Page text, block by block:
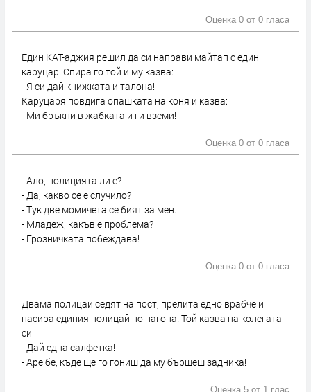
Оценка 0 от 0 гласа
Един КАТ-аджия решил да си направи майтап с един
каруцар. Спира го той и му казва:
- Я си дай книжката и талона!
Каруцаря повдига опашката на коня и казва:
- Ми бръкни в жабката и ги вземи!
Оценка 0 от 0 гласа
- Ало, полицията ли е?
- Да, какво се е случило?
- Тук две момичета се бият за мен.
- Младеж, какъв е проблема?
- Грозничката побеждава!
Оценка 0 от 0 гласа
Двама полицаи седят на пост, прелита едно врабче и
насира единия полицай по пагона. Той казва на колегата
си:
- Дай една салфетка!
- Аре бе, къде ще го гониш да му бършеш задника!
Оценка 5 от 1 глас